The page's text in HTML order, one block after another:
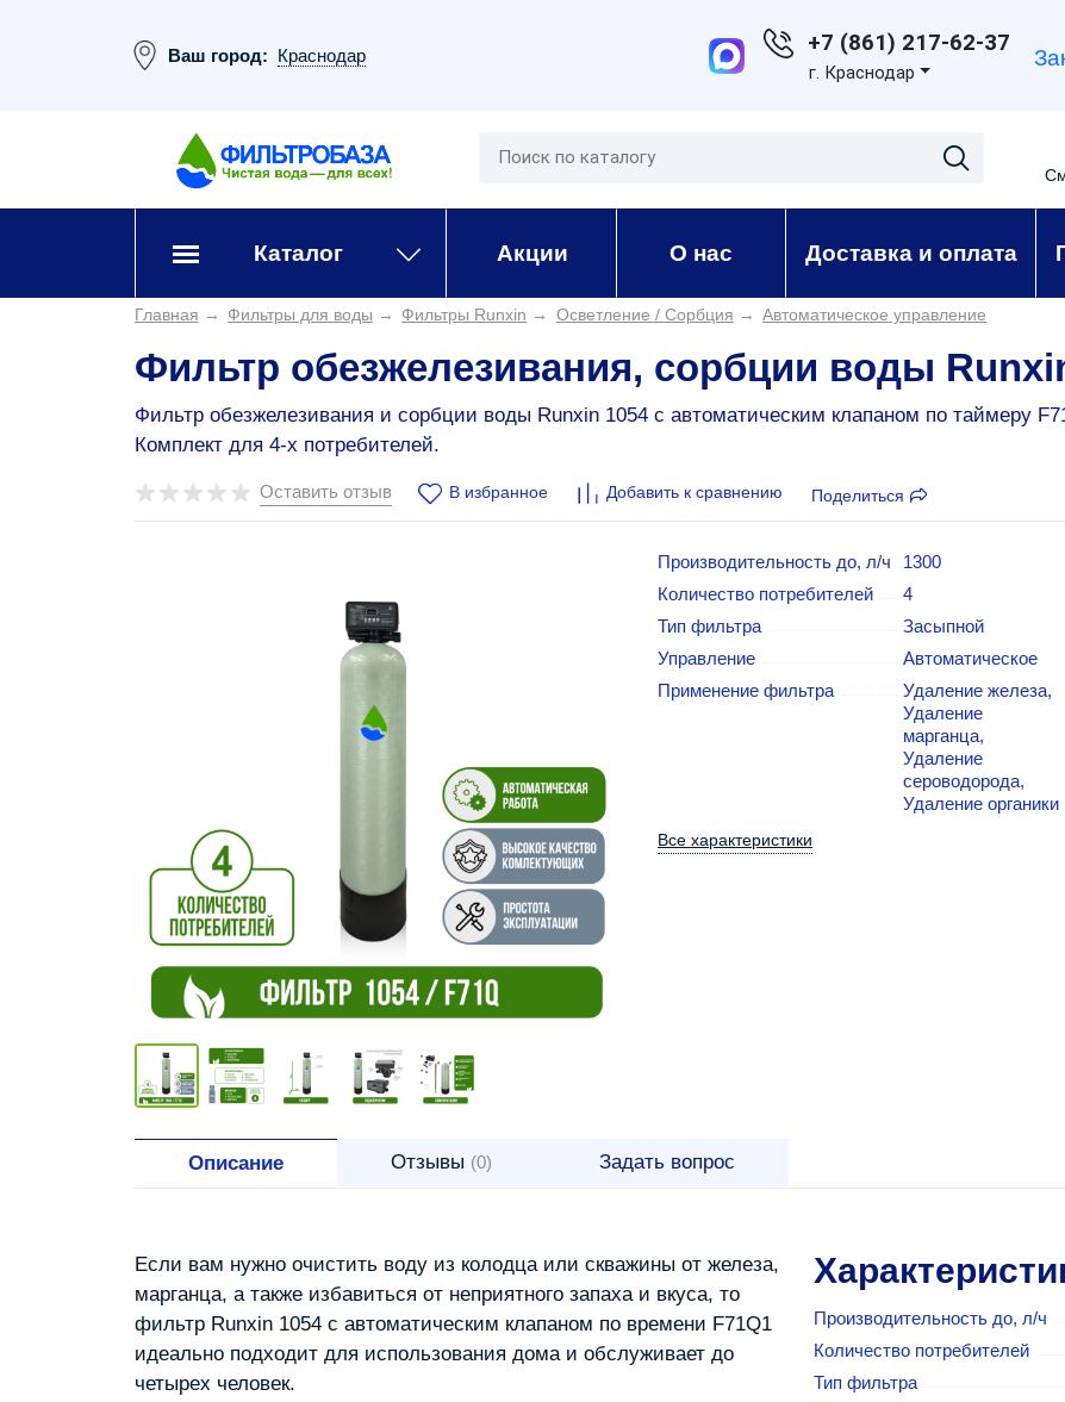
Ваш город: Краснодар +7 (861) 217-62-37
г. Краснодар
Каталог Акции О нас Доставка и оплата
Главная → Фильтры для воды → Фильтры Runxin → Осветление / Сорбция → Автоматическое управление
Фильтр обезжелезивания, сорбции воды
Фильтр обезжелезивания и сорбции воды Runxin 1054 c автоматическим клапаном по таймеру
Комплект для 4-х потребителей.
Оставить отзыв В избранное Добавить к сравнению Поделиться
Производительность до, л/ч
1300
Количество потребителей
4
Тип фильтра
Засыпной
Управление
Автоматическое
Применение фильтра
Удаление железа,
Удаление
марганца,
Удаление
сероводорода,
Удаление органики
Все характеристики
Описание Отзывы (0) Задать вопрос
Если вам нужно очистить воду из колодца или скважины от железа,
марганца, а также избавиться от неприятного запаха и вкуса, то
фильтр Runxin 1054 с автоматическим клапаном по времени F71Q1
идеально подходит для использования дома и обслуживает до
четырех человек.
Производительность до, л/ч
Количество потребителей
Тип фильтра